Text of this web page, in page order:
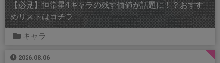
【必見】恒常星4キャラの残す価値が話題に！？おすす
めリストはコチラ
キャラ
2026.08.06